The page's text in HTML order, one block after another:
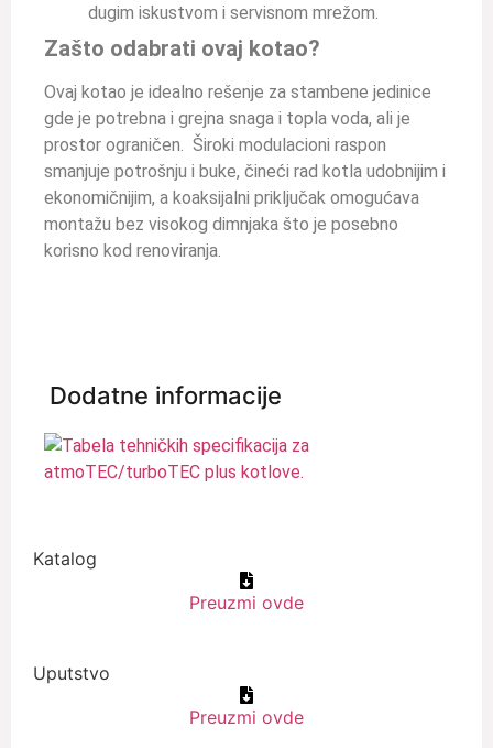
dugim iskustvom i servisnom mrežom.
Zašto odabrati ovaj kotao?
Ovaj kotao je idealno rešenje za stambene jedinice
gde je potrebna i grejna snaga i topla voda, ali je
prostor ograničen. Široki modulacioni raspon
smanjuje potrošnju i buke, čineći rad kotla udobnijim i
ekonomičnijim, a koaksijalni priključak omogućava
montažu bez visokog dimnjaka što je posebno
korisno kod renoviranja.
Dodatne informacije
Katalog
Preuzmi ovde
Uputstvo
Preuzmi ovde